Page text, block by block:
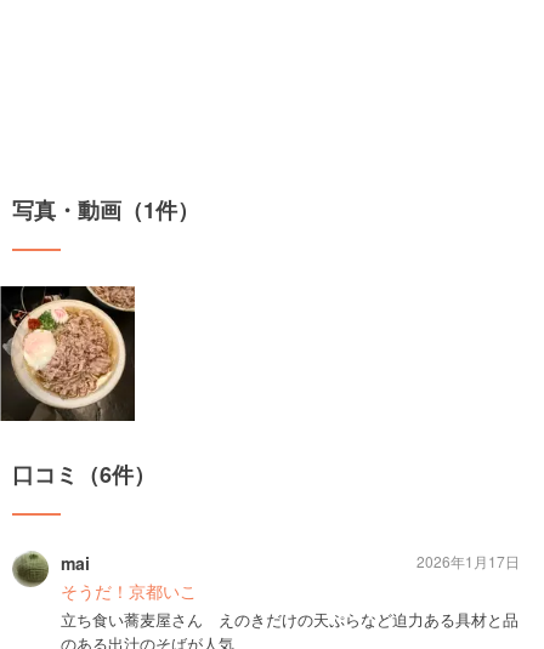
写真・動画（1件）
口コミ（6件）
mai
そうだ！京都いこ
立ち食い蕎麦屋さん えのきだけの天ぷらなど迫力ある具材と品
のある出汁のそばが人気
2026年1月17日